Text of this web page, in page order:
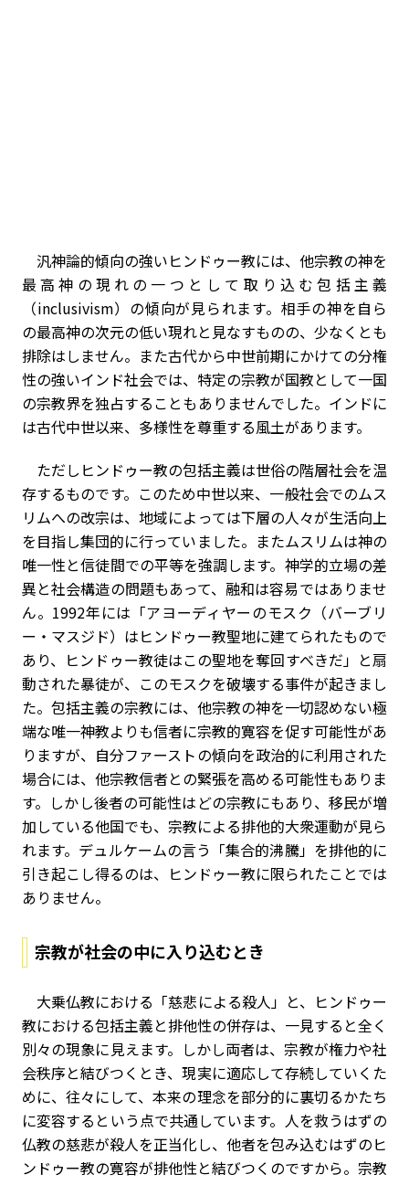
汎神論的傾向の強いヒンドゥー教には、他宗教の神を
最高神の現れの一つとして取り込む包括主義
（inclusivism）の傾向が見られます。相手の神を自ら
の最高神の次元の低い現れと見なすものの、少なくとも
排除はしません。また古代から中世前期にかけての分権
性の強いインド社会では、特定の宗教が国教として一国
の宗教界を独占することもありませんでした。インドに
は古代中世以来、多様性を尊重する風土があります。
ただしヒンドゥー教の包括主義は世俗の階層社会を温
存するものです。このため中世以来、一般社会でのムス
リムへの改宗は、地域によっては下層の人々が生活向上
を目指し集団的に行っていました。またムスリムは神の
唯一性と信徒間での平等を強調します。神学的立場の差
異と社会構造の問題もあって、融和は容易ではありませ
ん。1992年には「アヨーディヤーのモスク（バーブリ
ー・マスジド）はヒンドゥー教聖地に建てられたもので
あり、ヒンドゥー教徒はこの聖地を奪回すべきだ」と扇
動された暴徒が、このモスクを破壊する事件が起きまし
た。包括主義の宗教には、他宗教の神を一切認めない極
端な唯一神教よりも信者に宗教的寛容を促す可能性があ
りますが、自分ファーストの傾向を政治的に利用された
場合には、他宗教信者との緊張を高める可能性もありま
す。しかし後者の可能性はどの宗教にもあり、移民が増
加している他国でも、宗教による排他的大衆運動が見ら
れます。デュルケームの言う「集合的沸騰」を排他的に
引き起こし得るのは、ヒンドゥー教に限られたことでは
ありません。
宗教が社会の中に入り込むとき
大乗仏教における「慈悲による殺人」と、ヒンドゥー
教における包括主義と排他性の併存は、一見すると全く
別々の現象に見えます。しかし両者は、宗教が権力や社
会秩序と結びつくとき、現実に適応して存続していくた
めに、往々にして、本来の理念を部分的に裏切るかたち
に変容するという点で共通しています。人を救うはずの
仏教の慈悲が殺人を正当化し、他者を包み込むはずのヒ
ンドゥー教の寛容が排他性と結びつくのですから。宗教